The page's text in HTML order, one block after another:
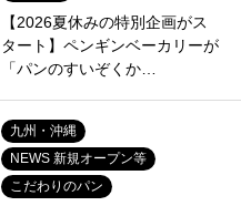
【2026夏休みの特別企画がス
タート】ペンギンベーカリーが
「パンのすいぞくか…
九州・沖縄
NEWS 新規オープン等
こだわりのパン